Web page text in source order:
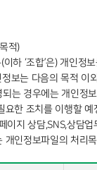
적)
하 ‘조합’은) 개인정
보는 다음의 목적 이
는 경우에는 개인정
요한 조치를 이행할 예
이지 상담,SNS,상담업
인정보파일의 처리